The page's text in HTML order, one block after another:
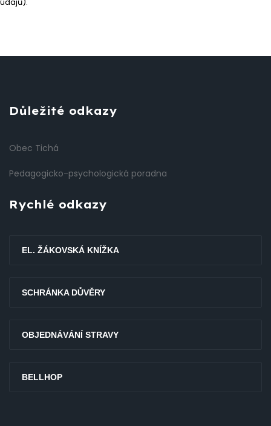
Důležité odkazy
Obec Tichá
Pedagogicko-psychologická poradna
Rychlé odkazy
EL. ŽÁKOVSKÁ KNÍŽKA
SCHRÁNKA DŮVĚRY
OBJEDNÁVÁNÍ STRAVY
BELLHOP